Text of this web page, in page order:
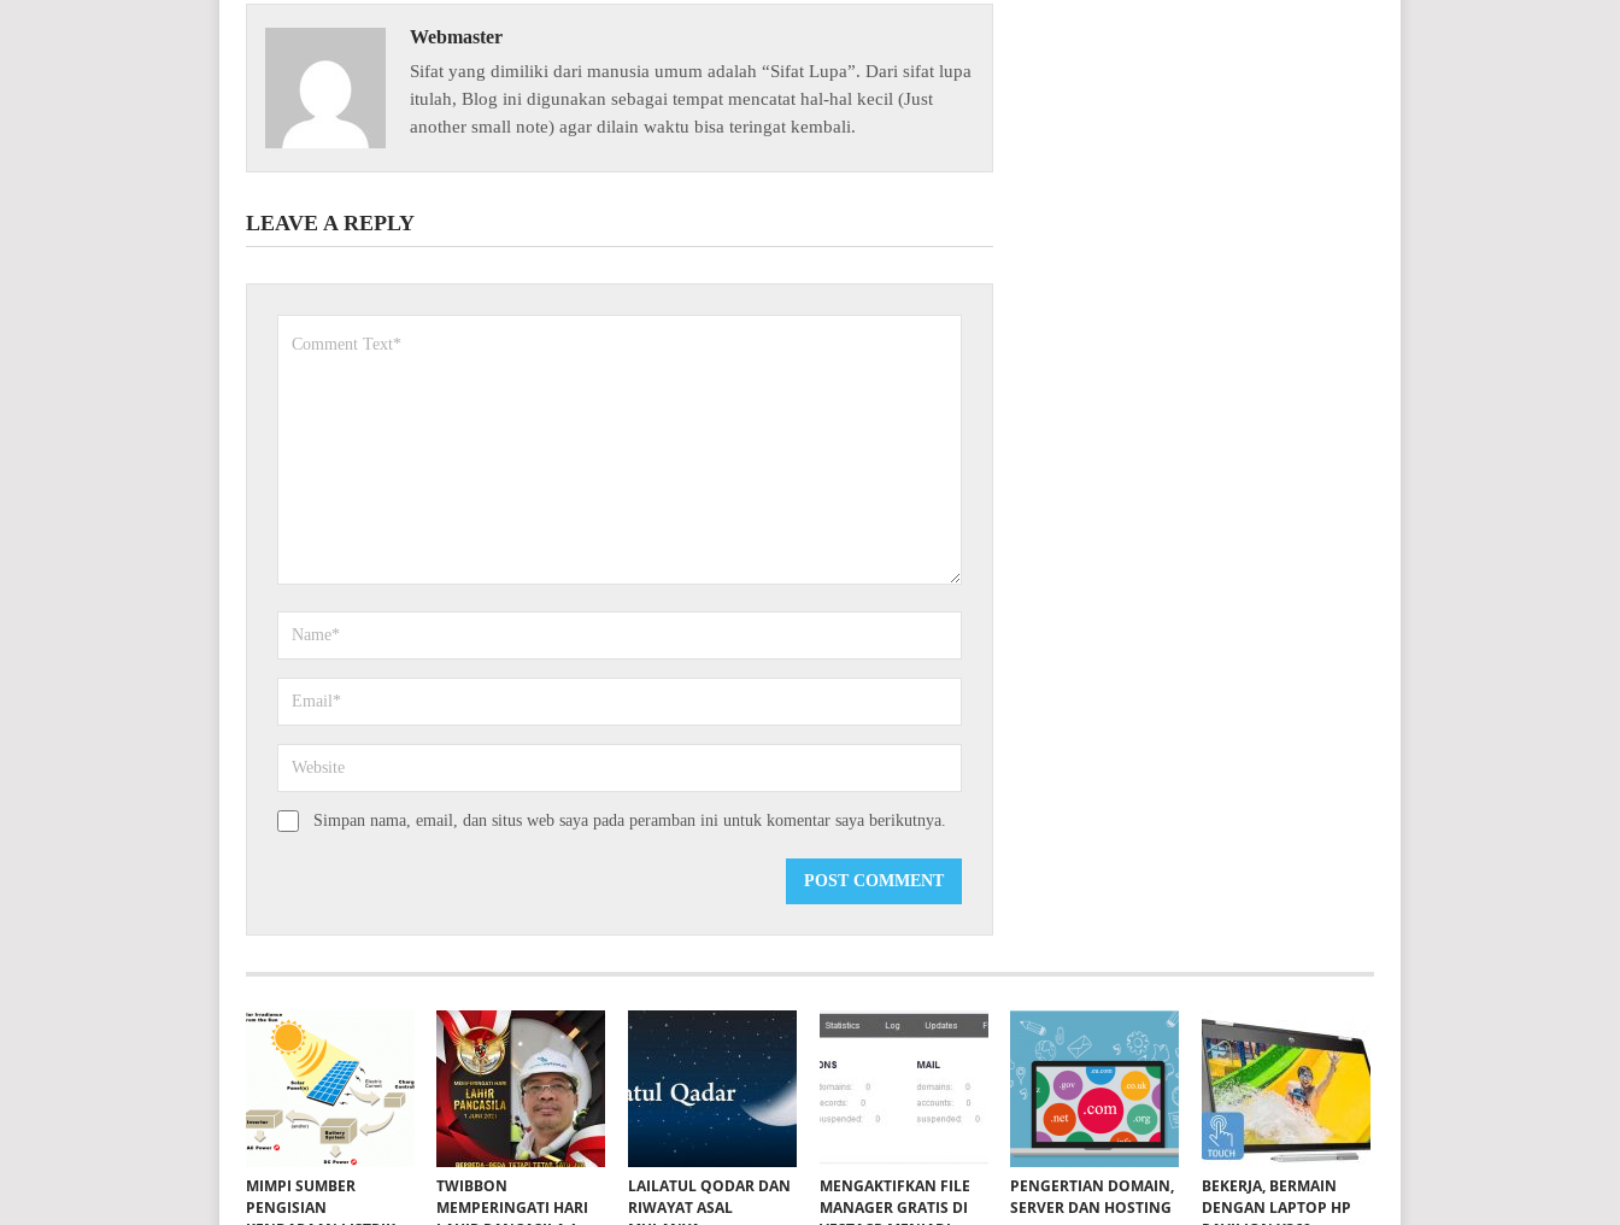
Webmaster
Sifat yang dimiliki dari manusia umum adalah “Sifat Lupa”. Dari sifat lupa
itulah, Blog ini digunakan sebagai tempat mencatat hal-hal kecil (Just
another small note) agar dilain waktu bisa teringat kembali.
LEAVE A REPLY
Simpan nama, email, dan situs web saya pada peramban ini untuk komentar saya berikutnya.
MIMPI SUMBER
PENGISIAN
TWIBBON
MEMPERINGATI HARI
LAILATUL QODAR DAN
RIWAYAT ASAL
MENGAKTIFKAN FILE
MANAGER GRATIS DI
PENGERTIAN DOMAIN,
SERVER DAN HOSTING
BEKERJA, BERMAIN
DENGAN LAPTOP HP